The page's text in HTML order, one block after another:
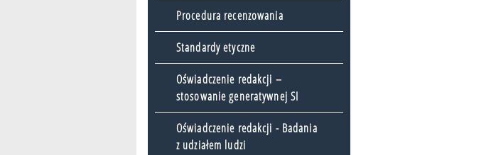
Procedura recenzowania
Standardy etyczne
Oświadczenie redakcji –
stosowanie generatywnej SI
Oświadczenie redakcji - Badania
z udziałem ludzi